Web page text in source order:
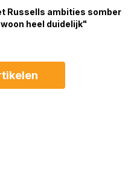
Russells ambities somber
heel duidelijk"